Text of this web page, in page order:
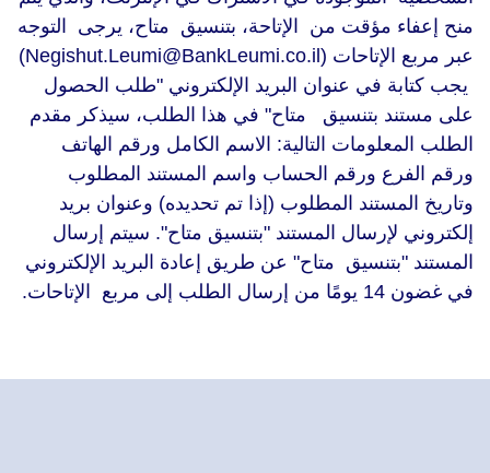
منح إعفاء مؤقت من الإتاحة، بتنسيق متاح، يرجى التوجه
عبر مربع الإتاحات (Negishut.Leumi@BankLeumi.co.il)
يجب كتابة في عنوان البريد الإلكتروني "طلب الحصول
على مستند بتنسيق متاح" في هذا الطلب، سيذكر مقدم
الطلب المعلومات التالية: الاسم الكامل ورقم الهاتف
ورقم الفرع ورقم الحساب واسم المستند المطلوب
وتاريخ المستند المطلوب (إذا تم تحديده) وعنوان بريد
إلكتروني لإرسال المستند "بتنسيق متاح". سيتم إرسال
المستند "بتنسيق متاح" عن طريق إعادة البريد الإلكتروني
في غضون 14 يومًا من إرسال الطلب إلى مربع الإتاحات.